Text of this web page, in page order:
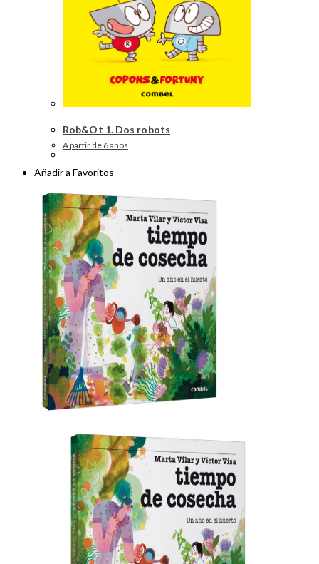
Rob&Ot 1. Dos robots
A partir de 6 años
Añadir a Favoritos